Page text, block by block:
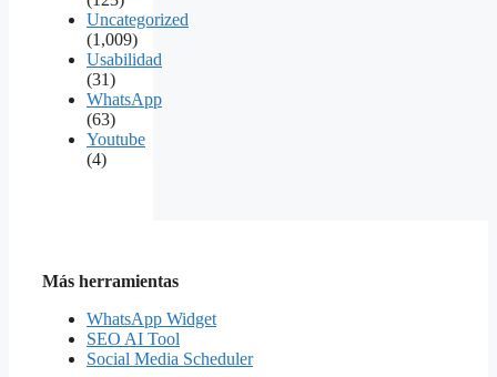
Uncategorized
(1,009)
Usabilidad
(31)
WhatsApp
(63)
Youtube
(4)
Más herramientas
WhatsApp Widget
SEO AI Tool
Social Media Scheduler